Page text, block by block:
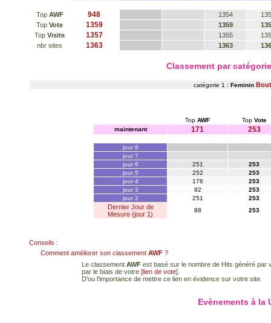
Top AWF 948 1354
Top Vote 1359 1359
Top Visite 1357 1355
nbr sites
1363 1363
Classement par
catégorie 1 : Feminin
Top AWF Top Vote
maintenant
171 253
jour 8
jour 7
jour 6
251
253
jour 5
252
253
jour 4
176
253
jour 3
92
253
jour 2
251 253
Dernier Jour de
Mesure (jour 1)
88 253
Conseils :
Comment améliorer son classement AWF ?
Le classement AWF est basé sur le nombre de Hits généré
par le biais de votre [lien de vote]
D'ou l'importance de mettre ce lien en évidence sur votre site.
Evènements à la